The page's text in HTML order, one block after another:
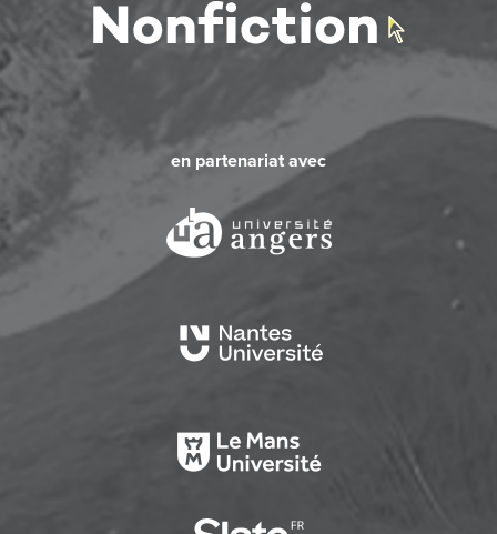
en partenariat avec